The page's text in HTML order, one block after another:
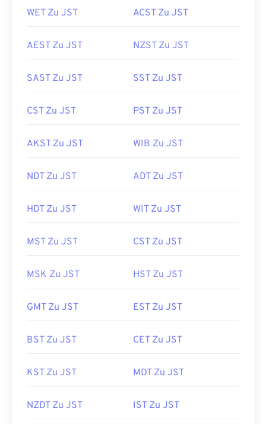
WET Zu JST ACST Zu JST
AEST Zu JST NZST Zu JST
SAST Zu JST SST Zu JST
CST Zu JST PST Zu JST
AKST Zu JST WIB Zu JST
NDT Zu JST ADT Zu JST
HDT Zu JST WIT Zu JST
MST Zu JST CST Zu JST
MSK Zu JST HST Zu JST
GMT Zu JST EST Zu JST
BST Zu JST CET Zu JST
KST Zu JST MDT Zu JST
NZDT Zu JST IST Zu JST